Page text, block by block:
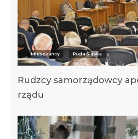
Mieszkańcy Ruda Śląska
Rudzcy samorządowcy
rządu